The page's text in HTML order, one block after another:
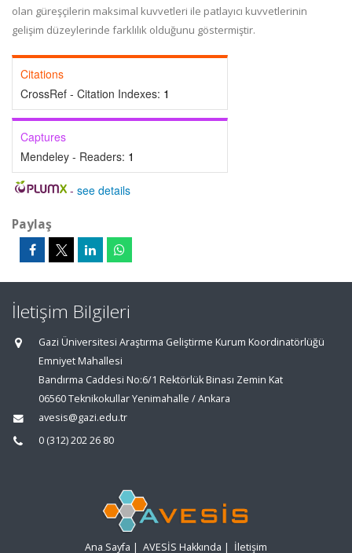
olan güreşçilerin maksimal kuvvetleri ile patlayıcı kuvvetlerinin
gelişim düzeylerinde farklılık olduğunu göstermiştir.
Citations
CrossRef - Citation Indexes: 1
Captures
Mendeley - Readers: 1
- see details
Paylaş
İletişim Bilgileri
Gazi Üniversitesi Araştırma Geliştirme Kurum Koordinatörlüğü
Emniyet Mahallesi
Bandırma Caddesi No:6/1 Rektörlük Binası Zemin Kat
06560 Teknikokullar Yenimahalle / Ankara
avesis@gazi.edu.tr
0 (312) 202 26 80
Ana Sayfa | AVESİS Hakkında | İletişim